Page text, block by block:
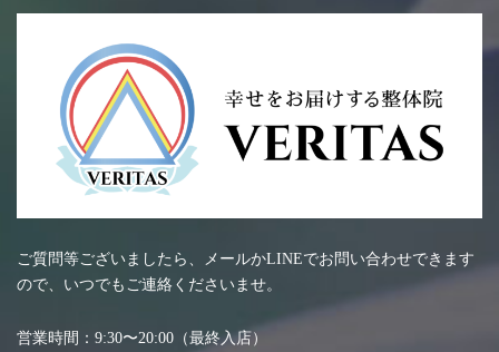
ご質問等ございましたら、メールかLINEでお問い合わせできます
ので、いつでもご連絡くださいませ。
営業時間：9:30〜20:00（最終入店）